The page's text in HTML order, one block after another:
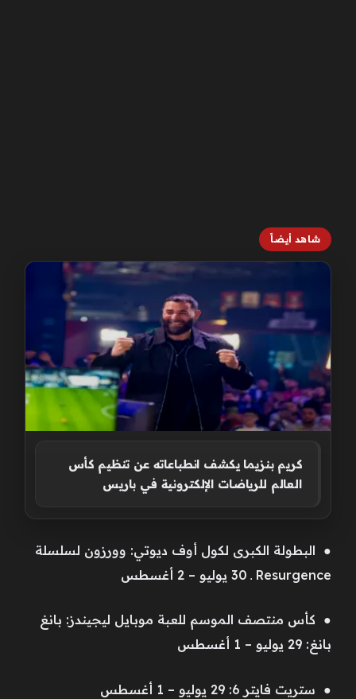
شاهد أيضاً
كريم بنزيما يكشف انطباعاته عن تنظيم كأس
العالم للرياضات الإلكترونية في باريس
● البطولة الكبرى لكول أوف ديوتي: وورزون لسلسلة
Resurgence ـ 30 يوليو – 2 أغسطس
● كأس منتصف الموسم للعبة موبايل ليجيندز: بانغ
بانغ: 29 يوليو – 1 أغسطس
● ستريت فايتر 6: 29 يوليو – 1 أغسطس